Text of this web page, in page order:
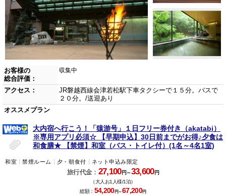
お客様の
総合評価：
収集中
アクセス：
JR磐越西線会津若松駅下車タクシーで１５分。バスで
２０分。/送迎あり
オススメプラン
大内宿へ行こう！「猿游号」１日フリー券付き（akatabi）
※専用アプリ必須☆ 【早期申込】30日前までがお得♪夕食は
和食膳★ 【禁煙】和室（バス・トイレ付）(1名～4名1室)
和室 禁煙ルーム 夕・朝食付 ネット申込み限定
旅行代金： 27,100円～33,600円
（大人お1人様/1泊）
総額： 54,200円～67,200円